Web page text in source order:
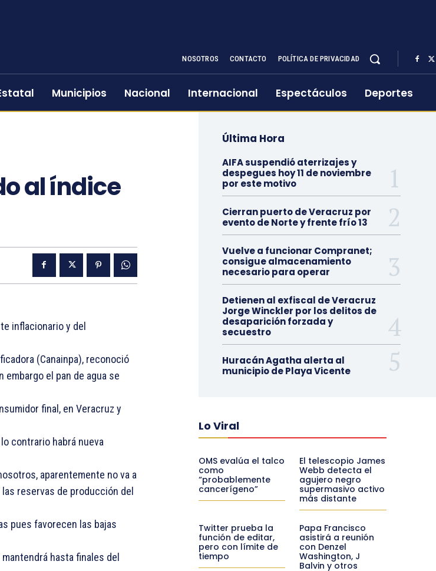
NOSOTROS CONTACTO POLÍTICA DE PRIVACIDAD
Municipios Nacional Internacional Espectáculos Deportes
al índice
inflacionario y del
(Canainpa), reconoció
el pan de agua se
final, en Veracruz y
contrario habrá nueva
aparentemente no va a
reservas de producción del
pues favorecen las bajas
hasta finales del
Última Hora
AIFA suspendió aterrizajes y
despegues hoy 11 de noviembre
por este motivo
Cierran puerto de Veracruz por
evento de Norte y frente frío 13
Vuelve a funcionar Compranet;
consigue almacenamiento
necesario para operar
Detienen al exfiscal de Veracruz
Jorge Winckler por los delitos de
desaparición forzada y
secuestro
Huracán Agatha alerta al
municipio de Playa Vicente
Lo Viral
OMS evalúa el talco
como
“probablemente
cancerígeno”
El telescopio James
Webb detecta el
agujero negro
supermasivo activo
más distante
Twitter prueba la
función de editar,
pero con límite de
tiempo
Papa Francisco
asistirá a reunión
con Denzel
Washington, J
Balvin y otros